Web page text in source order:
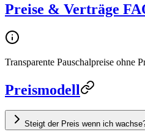
Preise & Verträge
Transparente Pauschalpreise ohne
Preismodell
Steigt der Preis wenn ich